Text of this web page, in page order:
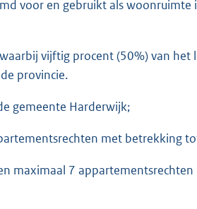
voor en gebruikt als woonruimte
vijftig procent (50%) van
provincie.
gemeente Harderwijk;
met betrekking
maximaal 7